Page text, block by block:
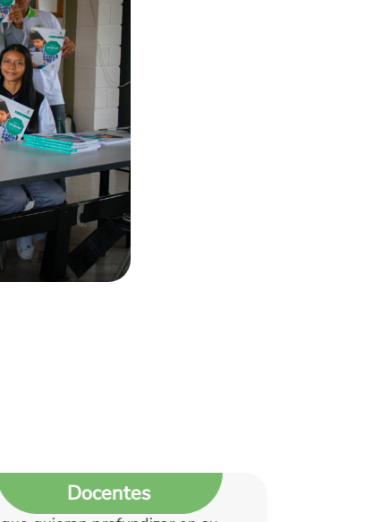
Estudiantes